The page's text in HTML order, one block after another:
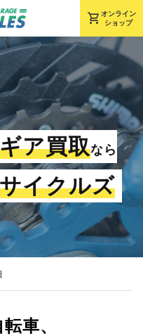
shopping_cart オンライン
ショップ
ア買取なら
イクルズ
車、